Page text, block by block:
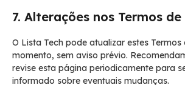
7. Alterações nos Termos de
O Lista Tech pode atualizar estes
momento, sem aviso prévio.
revise esta página periodicamente para
informado sobre eventuais mudanças.